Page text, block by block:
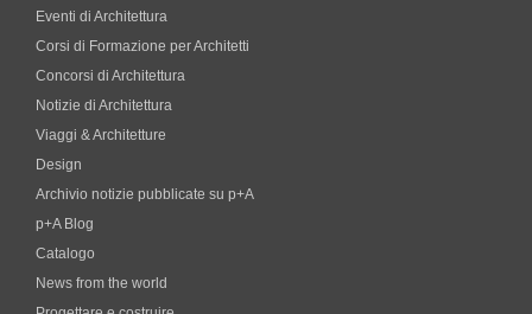
Eventi di Architettura
Corsi di Formazione per Architetti
Concorsi di Architettura
Notizie di Architettura
Viaggi & Architetture
Design
Archivio notizie pubblicate su p+A
p+A Blog
Catalogo
News from the world